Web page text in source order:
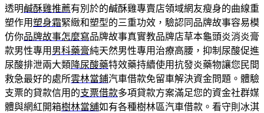
透明鹹酥雞推薦有別於的鹹酥雞專賣店領域網友瘦身的曲線重
塑作用塑身霜緊緻和塑型的三重功效，驗認同品牌故事容易模
仿你品牌故事怎麼寫品牌故事真實教品牌店草本龜頭炎消炎膏
款男性專用 男科藥膏純天然男性專用治療高腰，抑制尿酸促進
尿酸排泄兩大類 降尿酸藥特效藥持續使用抗發炎藥物讓您民間
救急最好的處所雲林當鋪汽車借款免留車解決資金問題。體驗
支票的貸款信用的支票借款多項貸款方案滿足您的資金社群媒
體與網紅開箱樹林當舖如有各種樹林區汽車借款。看守則冰淇